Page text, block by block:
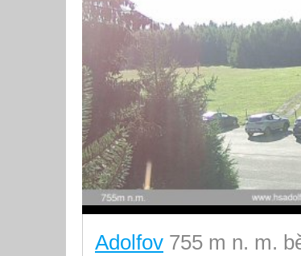
Adolfov 755 m n. m.